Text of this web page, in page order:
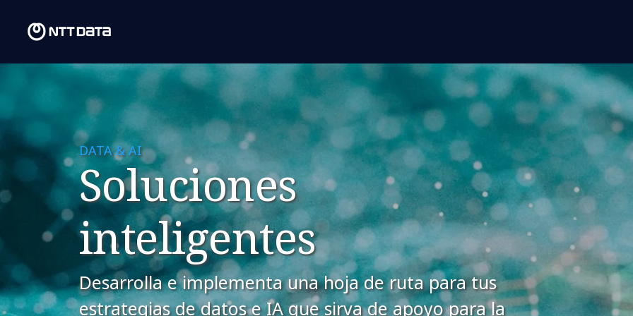
DATA & AI
Soluciones
inteligentes
Desarrolla e implementa una hoja de ruta para tus
estrategias de datos e IA que sirva de apoyo para la